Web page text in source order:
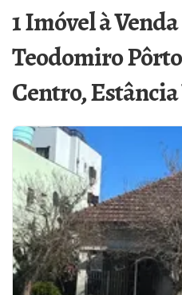
1 Imóvel à
Teodomiro
Centro, Estância